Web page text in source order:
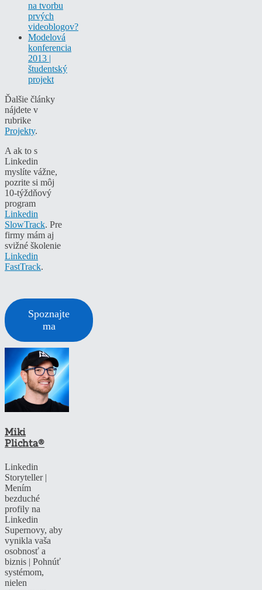
na tvorbu
prvých
videoblogov?
Modelová
konferencia
2013 |
študentský
projekt
Ďalšie články
nájdete v
rubrike
Projekty.
A ak to s
Linkedin
myslíte vážne,
pozrite si môj
10-týždňový
program
Linkedin
SlowTrack. Pre
firmy mám aj
svižné školenie
Linkedin
FastTrack.
Spoznajte
ma
Miki
Plichta®
Linkedin
Storyteller |
Mením
bezduché
profily na
Linkedin
Supernovy, aby
vynikla vaša
osobnosť a
biznis | Pohnúť
systémom,
nielen